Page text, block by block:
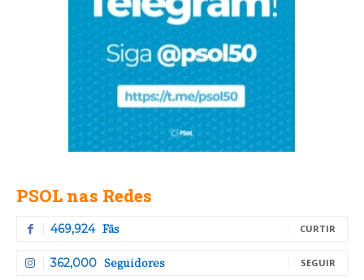
PSOL nas Redes
469,924 Fãs CURTIR
362,000 Seguidores SEGUIR